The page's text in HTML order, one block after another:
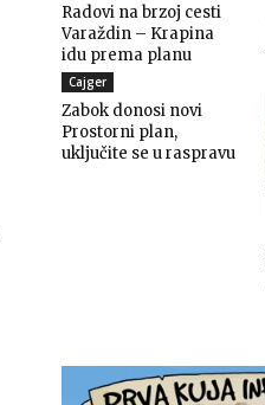
Radovi na brzoj cesti
Varaždin – Krapina
idu prema planu
Cajger
Zabok donosi novi
Prostorni plan,
uključite se u raspravu